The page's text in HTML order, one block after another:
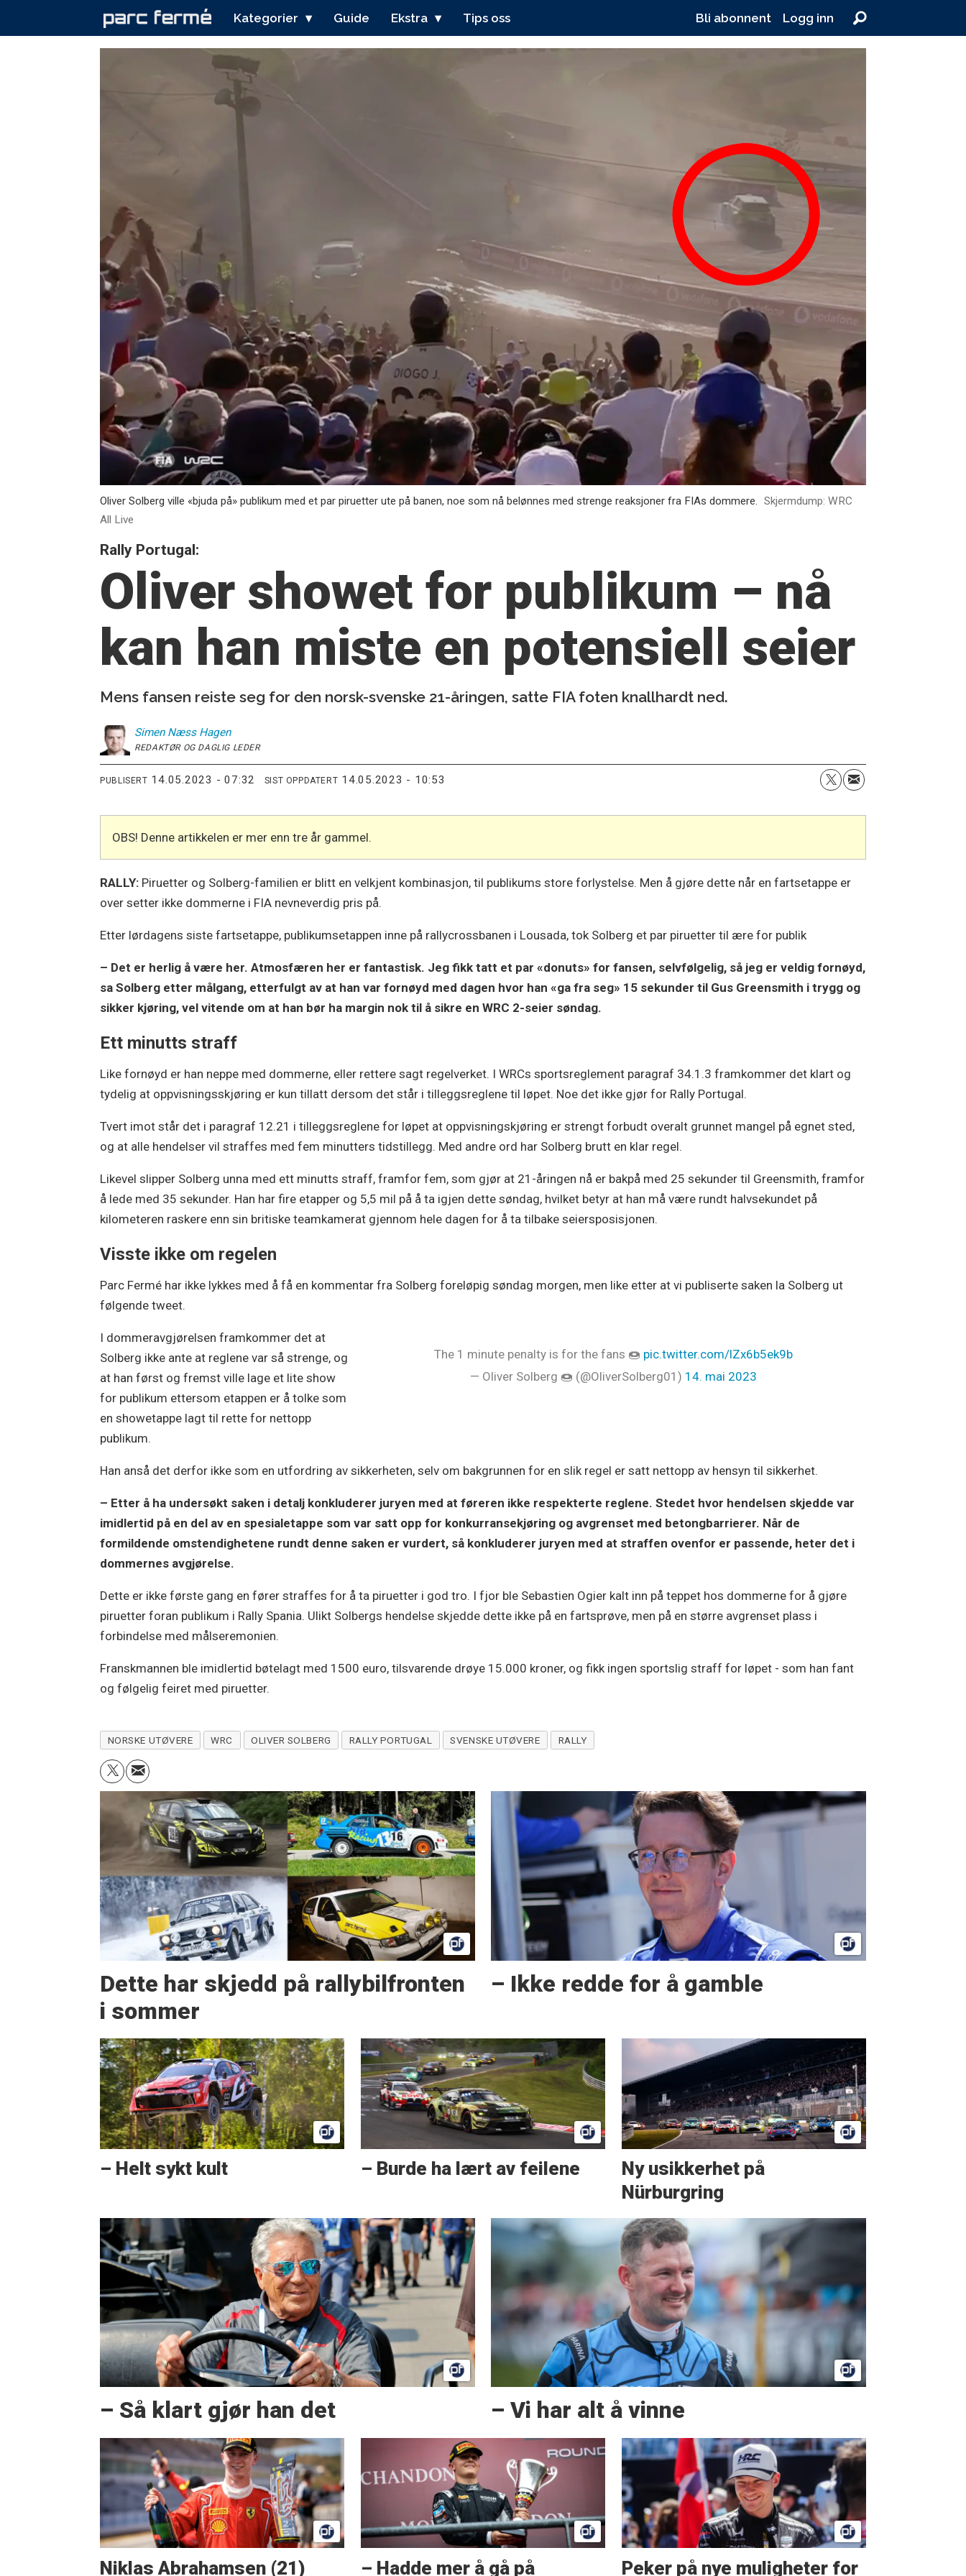
Kategorier Guide Ekstra Tips oss Bli abonnent Logg inn
Oliver Solberg ville «bjuda på» publikum med et par piruetter ute på banen, noe som nå belønnes med strenge reaksjoner fra FIAs dommere. Skjermdump: WRC
All Live
Rally Portugal:
Oliver showet for publikum – nå
kan han miste en potensiell seier
Mens fansen reiste seg for den norsk-svenske 21-åringen, satte FIA foten knallhardt ned.
Simen Næss Hagen
REDAKTØR OG DAGLIG LEDER
PUBLISERT 14.05.2023 - 07:32 SIST OPPDATERT 14.05.2023 - 10:53
OBS! Denne artikkelen er mer enn tre år gammel.
RALLY: Piruetter og Solberg-familien er blitt en velkjent kombinasjon, til publikums store forlystelse. Men å gjøre dette når en fartsetappe er
over setter ikke dommerne i FIA nevneverdig pris på.
Etter lørdagens siste fartsetappe, publikumsetappen inne på rallycrossbanen i Lousada, tok Solberg et par piruetter til ære for publik
– Det er herlig å være her. Atmosfæren her er fantastisk. Jeg fikk tatt et par «donuts» for fansen, selvfølgelig, så jeg er veldig fornøyd,
sa Solberg etter målgang, etterfulgt av at han var fornøyd med dagen hvor han «ga fra seg» 15 sekunder til Gus Greensmith i trygg og
sikker kjøring, vel vitende om at han bør ha margin nok til å sikre en WRC 2-seier søndag.
Ett minutts straff
Like fornøyd er han neppe med dommerne, eller rettere sagt regelverket. I WRCs sportsreglement paragraf 34.1.3 framkommer det klart og
tydelig at oppvisningsskjøring er kun tillatt dersom det står i tilleggsreglene til løpet. Noe det ikke gjør for Rally Portugal.
Tvert imot står det i paragraf 12.21 i tilleggsreglene for løpet at oppvisningskjøring er strengt forbudt overalt grunnet mangel på egnet sted,
og at alle hendelser vil straffes med fem minutters tidstillegg. Med andre ord har Solberg brutt en klar regel.
Likevel slipper Solberg unna med ett minutts straff, framfor fem, som gjør at 21-åringen nå er bakpå med 25 sekunder til Greensmith, framfor
å lede med 35 sekunder. Han har fire etapper og 5,5 mil på å ta igjen dette søndag, hvilket betyr at han må være rundt halvsekundet på
kilometeren raskere enn sin britiske teamkamerat gjennom hele dagen for å ta tilbake seiersposisjonen.
Visste ikke om regelen
Parc Fermé har ikke lykkes med å få en kommentar fra Solberg foreløpig søndag morgen, men like etter at vi publiserte saken la Solberg ut
følgende tweet.
The 1 minute penalty is for the fans 🍩 pic.twitter.com/lZx6b5ek9b
— Oliver Solberg 🍩 (@OliverSolberg01) 14. mai 2023
I dommeravgjørelsen framkommer det at
Solberg ikke ante at reglene var så strenge, og
at han først og fremst ville lage et lite show
for publikum ettersom etappen er å tolke som
en showetappe lagt til rette for nettopp
publikum.
Han anså det derfor ikke som en utfordring av sikkerheten, selv om bakgrunnen for en slik regel er satt nettopp av hensyn til sikkerhet.
– Etter å ha undersøkt saken i detalj konkluderer juryen med at føreren ikke respekterte reglene. Stedet hvor hendelsen skjedde var
imidlertid på en del av en spesialetappe som var satt opp for konkurransekjøring og avgrenset med betongbarrierer. Når de
formildende omstendighetene rundt denne saken er vurdert, så konkluderer juryen med at straffen ovenfor er passende, heter det i
dommernes avgjørelse.
Dette er ikke første gang en fører straffes for å ta piruetter i god tro. I fjor ble Sebastien Ogier kalt inn på teppet hos dommerne for å gjøre
piruetter foran publikum i Rally Spania. Ulikt Solbergs hendelse skjedde dette ikke på en fartsprøve, men på en større avgrenset plass i
forbindelse med målseremonien.
Franskmannen ble imidlertid bøtelagt med 1500 euro, tilsvarende drøye 15.000 kroner, og fikk ingen sportslig straff for løpet - som han fant
og følgelig feiret med piruetter.
NORSKE UTØVERE WRC OLIVER SOLBERG RALLY PORTUGAL SVENSKE UTØVERE RALLY
Dette har skjedd på rallybilfronten
i sommer
– Ikke redde for å gamble
– Helt sykt kult – Burde ha lært av feilene
Ny usikkerhet på
Nürburgring
– Så klart gjør han det – Vi har alt å vinne
Niklas Abrahamsen (21) – Hadde mer å gå på Peker på nye muligheter for